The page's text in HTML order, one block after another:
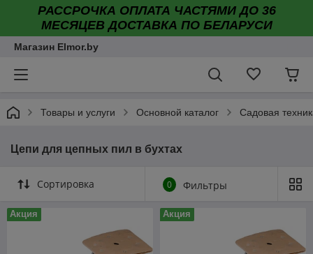
РАССРОЧКА ОПЛАТА ЧАСТЯМИ ДО 36
МЕСЯЦЕВ ДОСТАВКА ПО БЕЛАРУСИ
Магазин Elmor.by
Товары и услуги Основной каталог Садовая
Цепи для цепных пил в бухтах
Сортировка 0 Фильтры
Акция Акция